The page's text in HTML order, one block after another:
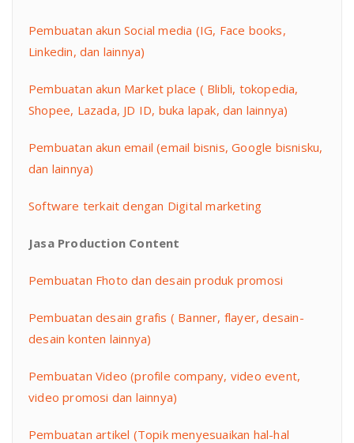
Pembuatan akun Social media (IG, Face books,
Linkedin, dan lainnya)
Pembuatan akun Market place ( Blibli, tokopedia,
Shopee, Lazada, JD ID, buka lapak, dan lainnya)
Pembuatan akun email (email bisnis, Google bisnisku,
dan lainnya)
Software terkait dengan Digital marketing
Jasa Production Content
Pembuatan Fhoto dan desain produk promosi
Pembuatan desain grafis ( Banner, flayer, desain-
desain konten lainnya)
Pembuatan Video (profile company, video event,
video promosi dan lainnya)
Pembuatan artikel (Topik menyesuaikan hal-hal